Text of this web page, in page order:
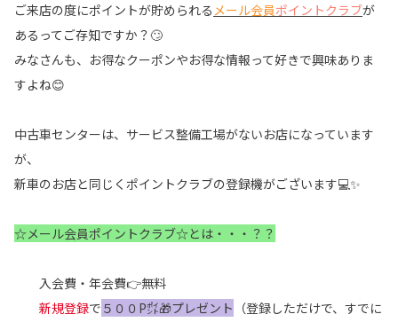
ご来店の度にポイントが貯められるメール会員ポイントクラブが
あるってご存知ですか？🙄
みなさんも、お得なクーポンやお得な情報って好きで興味ありま
すよね😊
中古車センターは、サービス整備工場がないお店になっています
が、
新車のお店と同じくポイントクラブの登録機がございます💻✨
☆メール会員ポイントクラブ☆とは・・・？？
入会費・年会費👉無料
新規登録で ５００P㌽🎁プレゼント （登録しただけで、すでに